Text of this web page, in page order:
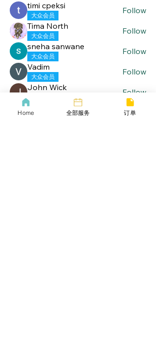
timi cpeksi
大众会员
Follow
Tima North
大众会员
Follow
sneha sanwane
大众会员
Follow
Vadim
大众会员
Follow
John Wick
Follow
See All Members (19)
Home 全部服务 订单